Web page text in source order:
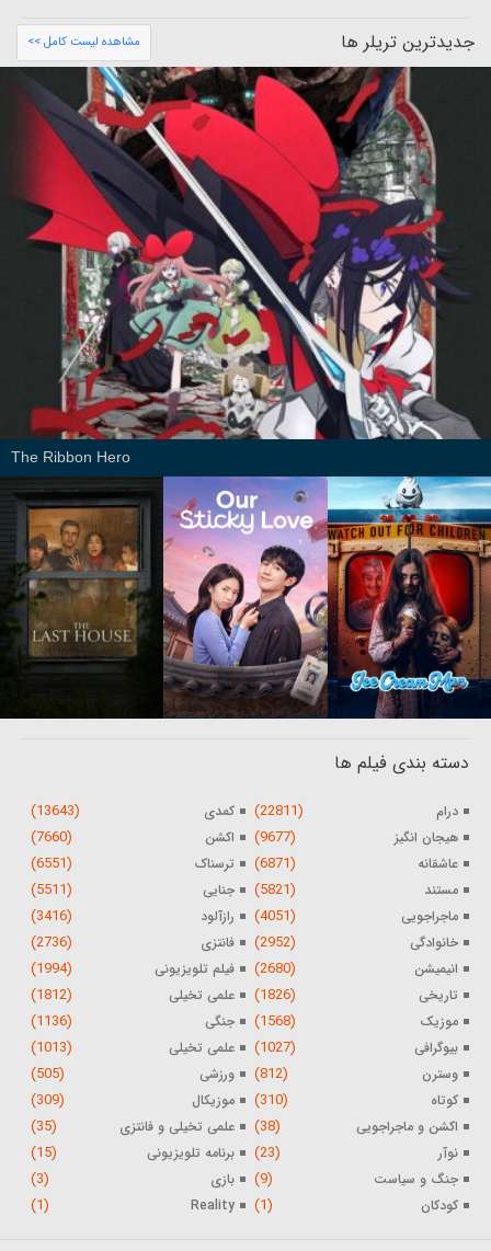
جدیدترین تریلر ها مشاهده لیست کامل >>
The Ribbon Hero
دسته بندی فیلم ها
درام (22811) کمدی (13643)
هیجان انگیز (9677) اکشن (7660)
عاشقانه (6871) ترسناک (6551)
مستند (5821) جنایی (5511)
ماجراجویی (4051) رازآلود (3416)
خانوادگی (2952) فانتزی (2736)
انیمیشن (2680) فیلم تلویزیونی (1994)
تاریخی (1826) علمی تخیلی (1812)
موزیک (1568) جنگی (1136)
بیوگرافی (1027) علمی تخیلی (1013)
وسترن (812) ورزشی (505)
کوتاه (310) موزیکال (309)
اکشن و ماجراجویی (38) علمی تخیلی و فانتزی (35)
نوآر (23) برنامه تلویزیونی (15)
جنگ و سیاست (9) بازی (3)
کودکان (1)
Reality
(1)